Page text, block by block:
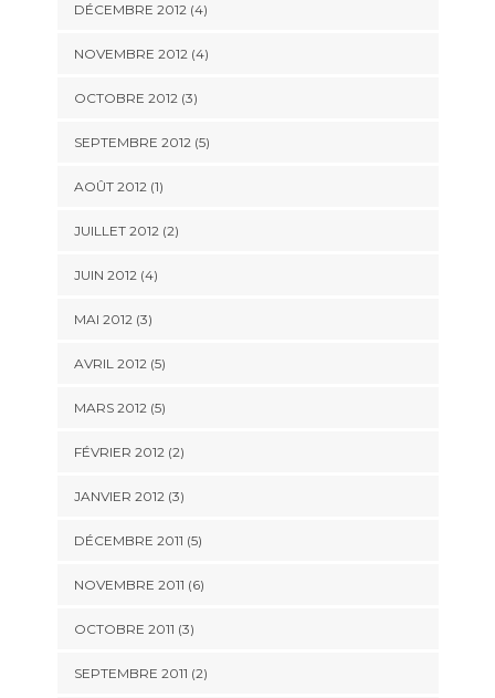
DÉCEMBRE 2012(4)
NOVEMBRE 2012(4)
OCTOBRE 2012(3)
SEPTEMBRE 2012(5)
AOÛT 2012(1)
JUILLET 2012(2)
JUIN 2012(4)
MAI 2012(3)
AVRIL 2012(5)
MARS 2012(5)
FÉVRIER 2012(2)
JANVIER 2012(3)
DÉCEMBRE 2011 (5)
NOVEMBRE 2011 (6)
OCTOBRE 2011 (3)
SEPTEMBRE 2011 (2)